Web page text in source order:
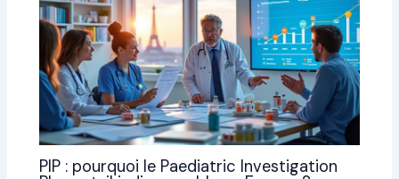
PIP : pourquoi le Paediatric Investigation